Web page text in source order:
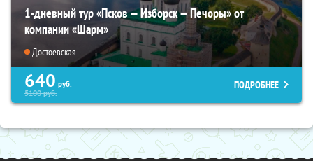
1-дневный тур «Псков — Изборск — Печоры» от
компании «Шарм»
Достоевская
640 руб.
5100руб.
ПОДРОБНЕЕ